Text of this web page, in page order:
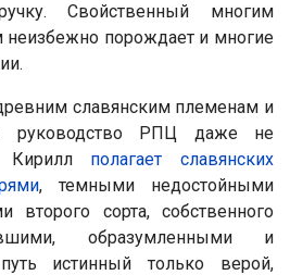
Свойственный многим
неизбежно порождает и многие
славянским племенам и
руководство РПЦ даже не
Кирилл полагает славянских
, темными недостойными
сорта, собственного
образумленными и
истинный только верой,